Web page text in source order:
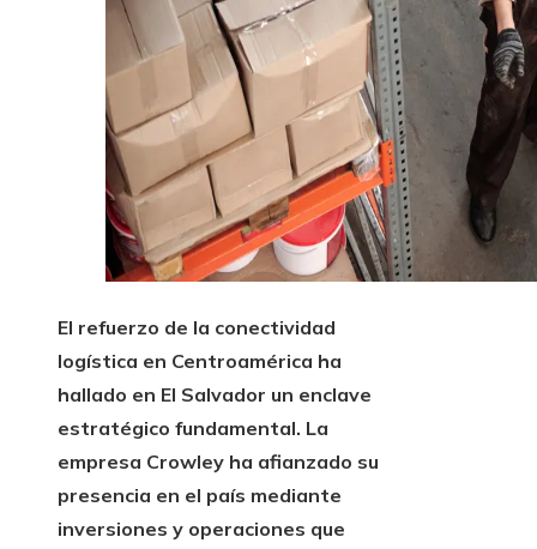
El refuerzo de la conectividad
logística en Centroamérica ha
hallado en El Salvador un enclave
estratégico fundamental. La
empresa Crowley ha afianzado su
presencia en el país mediante
inversiones y operaciones que